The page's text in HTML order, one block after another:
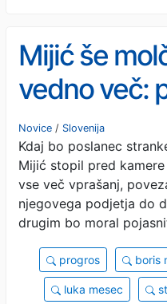
Mijić še
vedno več:
šele
Novice / Slovenija
Kdaj bo poslanec
Mijić stopil pred
vse več vprašanj,
njegovega podjetja do
drugim bo moral
progros boris
luka mesec